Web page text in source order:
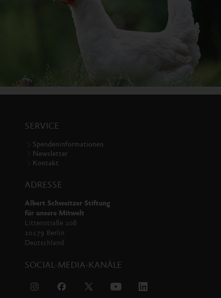
SERVICE
Spendeninformationen
Newsletter
Kontakt
ADRESSE
Albert Schweitzer Stiftung
für unsere Mitwelt
Littenstraße 108
10179 Berlin
Deutschland
SOCIAL-MEDIA-KANÄLE